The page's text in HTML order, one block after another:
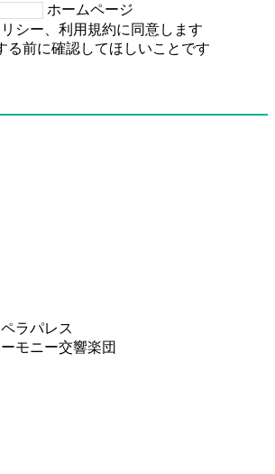
ホームページ
シー
利用規約に同意します
る前に確認してほしいことです
ラパレス
モニー交響楽団